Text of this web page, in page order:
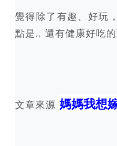
覺得除了有趣、好玩
點是.. 還有健康好吃
文章來源 媽媽我想